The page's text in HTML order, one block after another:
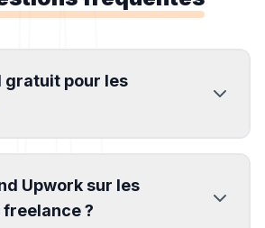
gratuit pour les
Upwork sur les
freelance ?